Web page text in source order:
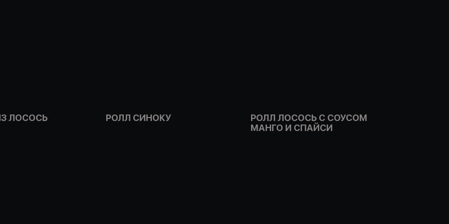
ЛОСОСЬ РОЛЛ СИНОКУ
РОЛЛ ЛОСОСЬ С СОУСОМ
МАНГО И СПАЙСИ